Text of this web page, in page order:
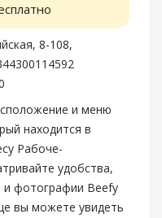
8-108,
и меню
находится в
Рабоче-
удобства,
и фотографии Beefy
вы можете увидеть